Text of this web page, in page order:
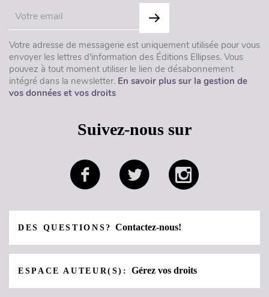
Votre adresse de messagerie est uniquement utilisée pour vous
envoyer les lettres d'information des Éditions Ellipses. Vous
pouvez à tout moment utiliser le lien de désabonnement
intégré dans la newsletter. En savoir plus sur la gestion de
vos données et vos droits
Suivez-nous sur
DES QUESTIONS?Contactez-nous!
ESPACE AUTEUR(S):Gérez vos droits